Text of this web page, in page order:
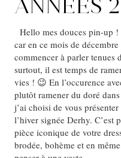
ANNEES
Hello mes douces pin-up
car en ce mois de
commencer à parler tenues
surtout, il est temps de
vies ! 😉 En l’occurence
plutôt ramener du doré
j’ai choisi de vous
l’hiver signée Derhy. C’est
pièce iconique de votre
brodée, bohème et en